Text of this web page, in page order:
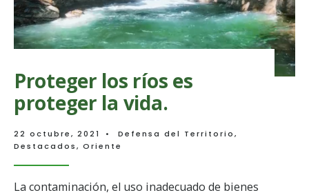
Proteger los ríos es
proteger la vida.
22 octubre, 2021 • Defensa del Territorio,
Destacados, Oriente
La contaminación, el uso inadecuado de bienes